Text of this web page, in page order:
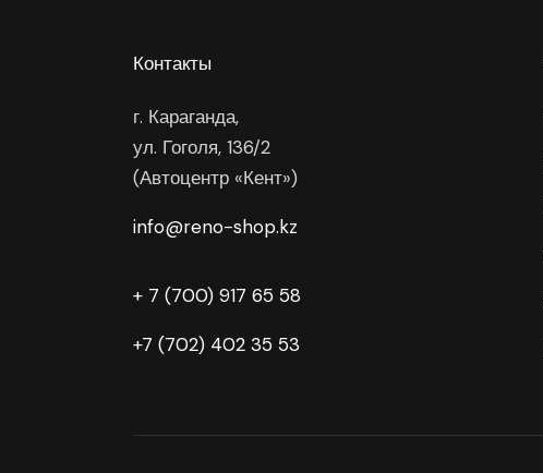
Контакты
г. Караганда,
ул. Гоголя, 136/2
(Автоцентр «Кент»)
info@reno-shop.kz
+ 7 (700) 917 65 58
+7 (702) 402 35 53